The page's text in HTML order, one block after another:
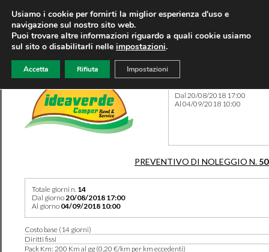
Dal 20/08/2018 17:00
Al 04/09/2018 10:00
PREVENTIVO DI NOLEGGIO N.
Totale giorni n. 14
Dal giorno20/08/2018 17:00
Al giorno 04/09/2018 10:00
Costo base (14 giorni)
Diritti fissi
Pack Km: 200 Km al gg (0,20 €/km per km eccedenti)
Usiamo i cookie per fornirti la miglior esperienza d'uso e
navigazione sul nostro sito web.
Puoi trovare altre informazioni riguardo a quali cookie usiamo
sul sito o disabilitarli nelle impostazioni.
Accetta Rifiuta Impostazioni